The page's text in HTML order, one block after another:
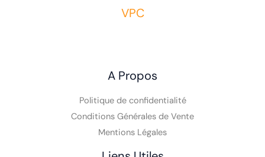
VPC
A Propos
Politique de confidentialité
Conditions Générales de Vente
Mentions Légales